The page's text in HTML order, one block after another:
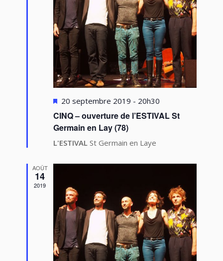
Mis
avant
20 septembre 2019 - 20h30
CINQ – ouverture de l’ESTIVAL St
Germain en Lay (78)
L'ESTIVALSt Germain en Laye
AOÛT
14
2019